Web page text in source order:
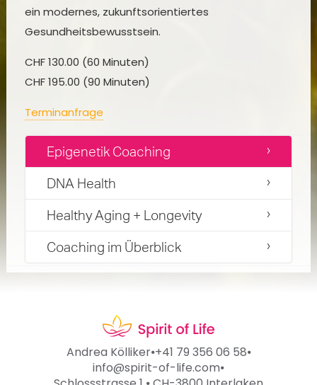
ein modernes, zukunftsorientiertes
Gesundheitsbewusstsein.
CHF 130.00 (60 Minuten)
CHF 195.00 (90 Minuten)
Terminanfrage
Epigenetik Coaching
DNA Health
Healthy Aging + Longevity
Coaching im Überblick
Andrea Kölliker⦁+41 79 356 06 58⦁
info@spirit-of-life.com⦁